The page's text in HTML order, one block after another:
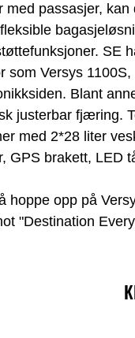
med passasjer, kan
SE
som Versys
Blant
justerbar fjæring.
med 2*28 liter
GPS brakett, LED
hoppe opp på
"Destination